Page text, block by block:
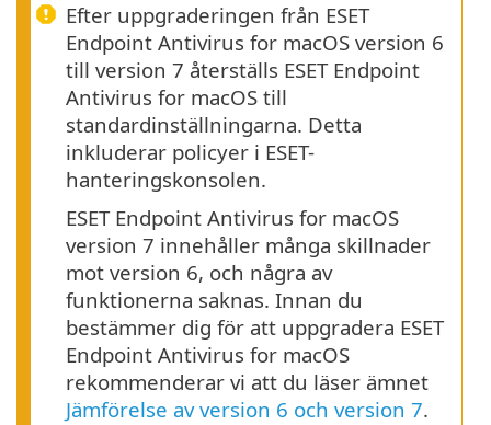
Efter uppgraderingen från ESET
Endpoint Antivirus for macOS version 6
till version 7 återställs ESET Endpoint
Antivirus for macOS till
standardinställningarna. Detta
inkluderar policyer i ESET-
hanteringskonsolen.
ESET Endpoint Antivirus for macOS
version 7 innehåller många skillnader
mot version 6, och några av
funktionerna saknas. Innan du
bestämmer dig för att uppgradera ESET
Endpoint Antivirus for macOS
rekommenderar vi att du läser ämnet
Jämförelse av version 6 och version 7.